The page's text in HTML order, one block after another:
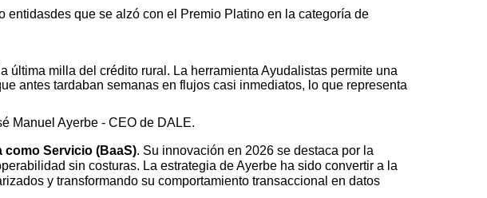
que se alzó con el Premio Platino en la categoría de
última milla del crédito rural. La herramienta Ayudalistas permite una
antes tardaban semanas en flujos casi inmediatos, lo que representa
Manuel Ayerbe - CEO de DALE.
como Servicio (BaaS). Su innovación en 2026 se destaca por la
sin costuras. La estrategia de Ayerbe ha sido convertir a la
y transformando su comportamiento transaccional en datos